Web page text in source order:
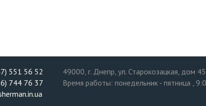
551 56 52
744 76 37
49000, г. Днепр, ул. Старокозацкая, дом
Время работы: понедельник - пятница ,